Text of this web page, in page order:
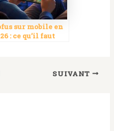
sur mobile en
: ce qu’il faut
SUIVANT